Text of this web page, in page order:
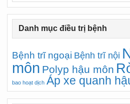
Danh mục điều trị bệnh
Bệnh trĩ ngoại Bệnh trĩ nội
môn Polyp hậu môn
bao hoạt dịch Áp xe quanh